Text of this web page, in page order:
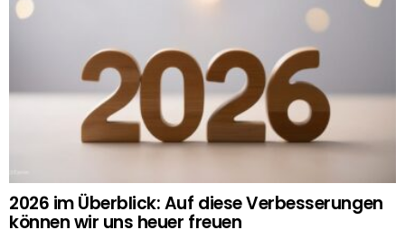
2026 im Überblick: Auf diese Verbesserungen
können wir uns heuer freuen